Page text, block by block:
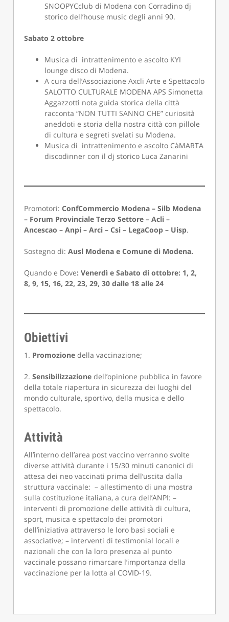
SNOOPYCclub di Modena con Corradino dj
storico dell’house music degli anni 90.
Sabato 2 ottobre
Musica di intrattenimento e ascolto KYI
lounge disco di Modena.
A cura dell’Associazione Axcli Arte e Spettacolo
SALOTTO CULTURALE MODENA APS Simonetta
Aggazzotti nota guida storica della città
racconta “NON TUTTI SANNO CHE” curiosità
aneddoti e storia della nostra città con pillole
di cultura e segreti svelati su Modena.
Musica di intrattenimento e ascolto CàMARTA
discodinner con il dj storico Luca Zanarini
Promotori:ConfCommercio Modena – Silb Modena
– Forum Provinciale Terzo Settore – Acli –
Ancescao – Anpi – Arci – Csi – LegaCoop – Uisp.
Sostegno di:Ausl Modena e Comune di Modena.
Quando e Dove: Venerdì e Sabato di ottobre: 1, 2,
8, 9, 15, 16, 22, 23, 29, 30 dalle 18 alle 24
Obiettivi
1. Promozione della vaccinazione;
2.Sensibilizzazione dell’opinione pubblica in favore
della totale riapertura in sicurezza dei luoghi del
mondo culturale, sportivo, della musica e dello
spettacolo.
Attività
All’interno dell’area post vaccino verranno svolte
diverse attività durante i 15/30 minuti canonici di
attesa dei neo vaccinati prima dell’uscita dalla
struttura vaccinale: – allestimento di una mostra
sulla costituzione italiana, a cura dell’ANPI: –
interventi di promozione delle attività di cultura,
sport, musica e spettacolo dei promotori
dell’iniziativa attraverso le loro basi sociali e
associative; – interventi di testimonial locali e
nazionali che con la loro presenza al punto
vaccinale possano rimarcare l’importanza della
vaccinazione per la lotta al COVID-19.